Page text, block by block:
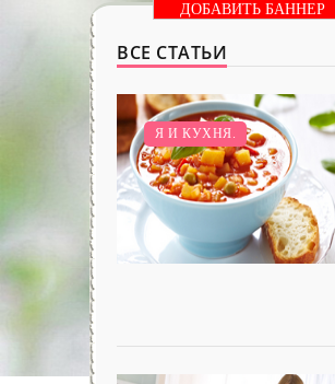
ДОБАВИТЬ БАННЕР
ВСЕ СТАТЬИ
Я И КУХНЯ.